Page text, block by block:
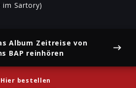
im Sartory)
Album Zeitreise von
BAP reinhören
Hier bestellen